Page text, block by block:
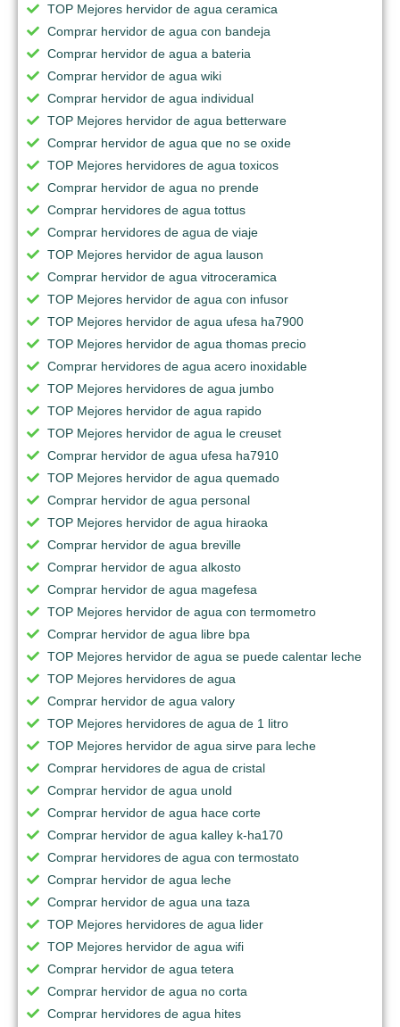
TOP Mejores hervidor de agua ceramica
Comprar hervidor de agua con bandeja
Comprar hervidor de agua a bateria
Comprar hervidor de agua wiki
Comprar hervidor de agua individual
TOP Mejores hervidor de agua betterware
Comprar hervidor de agua que no se oxide
TOP Mejores hervidores de agua toxicos
Comprar hervidor de agua no prende
Comprar hervidores de agua tottus
Comprar hervidores de agua de viaje
TOP Mejores hervidor de agua lauson
Comprar hervidor de agua vitroceramica
TOP Mejores hervidor de agua con infusor
TOP Mejores hervidor de agua ufesa ha7900
TOP Mejores hervidor de agua thomas precio
Comprar hervidores de agua acero inoxidable
TOP Mejores hervidores de agua jumbo
TOP Mejores hervidor de agua rapido
TOP Mejores hervidor de agua le creuset
Comprar hervidor de agua ufesa ha7910
TOP Mejores hervidor de agua quemado
Comprar hervidor de agua personal
TOP Mejores hervidor de agua hiraoka
Comprar hervidor de agua breville
Comprar hervidor de agua alkosto
Comprar hervidor de agua magefesa
TOP Mejores hervidor de agua con termometro
Comprar hervidor de agua libre bpa
TOP Mejores hervidor de agua se puede calentar leche
TOP Mejores hervidores de agua
Comprar hervidor de agua valory
TOP Mejores hervidores de agua de 1 litro
TOP Mejores hervidor de agua sirve para leche
Comprar hervidores de agua de cristal
Comprar hervidor de agua unold
Comprar hervidor de agua hace corte
Comprar hervidor de agua kalley k-ha170
Comprar hervidores de agua con termostato
Comprar hervidor de agua leche
Comprar hervidor de agua una taza
TOP Mejores hervidores de agua lider
TOP Mejores hervidor de agua wifi
Comprar hervidor de agua tetera
Comprar hervidor de agua no corta
Comprar hervidores de agua hites